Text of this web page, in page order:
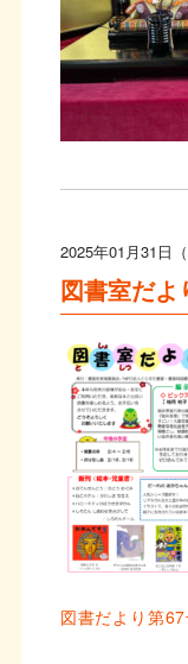
2025年01月31日（
図書室だ
図書だより第